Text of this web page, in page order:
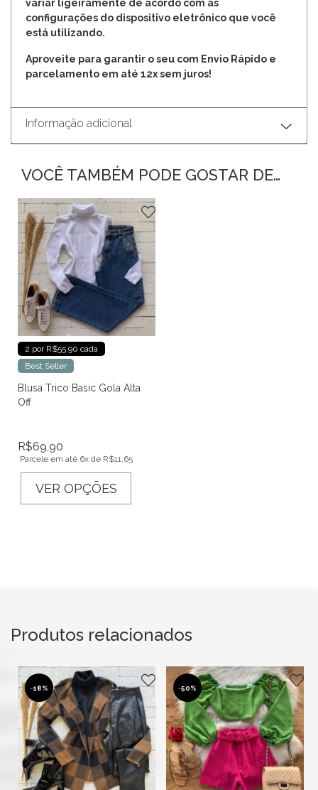
variar ligeiramente de acordo com as
configurações do dispositivo eletrônico que você
está utilizando.
Aproveite para garantir o seu com Envio Rápido e
parcelamento em até 12x sem juros!
Informação adicional
VOCÊ TAMBÉM PODE GOSTAR DE…
2 por R$55.90 cada
Best Seller
Blusa Trico Basic Gola Alta
Off
R$69,90
Parcele em até 6x de R$11,65
VER OPÇÕES
Produtos relacionados
-18% -50%